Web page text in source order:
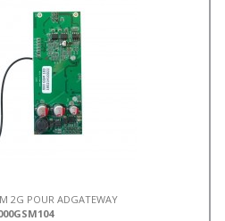
2G POUR ADGATEWAY